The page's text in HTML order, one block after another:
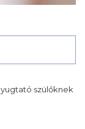
szülőknek